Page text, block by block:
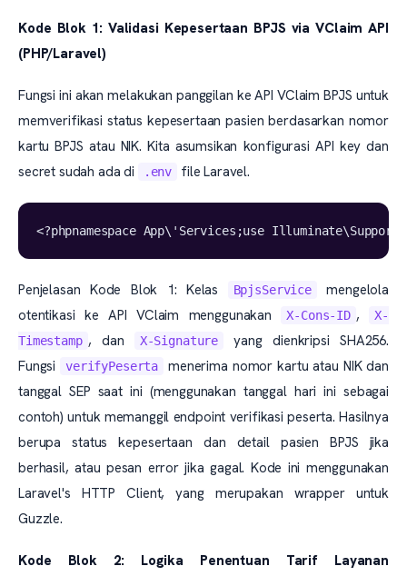
Kode Blok 1: Validasi Kepesertaan BPJS via VClaim API
(PHP/Laravel)
Fungsi ini akan melakukan panggilan ke API VClaim BPJS untuk
memverifikasi status kepesertaan pasien berdasarkan nomor
kartu BPJS atau NIK. Kita asumsikan konfigurasi API key dan
secret sudah ada di
.env file Laravel.
<?phpnamespace App\'Services;use
Penjelasan Kode Blok 1: Kelas BpjsService
mengelola
otentikasi ke API VClaim menggunakan
X-Cons-ID ,
X-
Timestamp , dan X-Signature
yang dienkripsi SHA256.
Fungsi
verifyPeserta
menerima nomor kartu atau NIK dan
tanggal SEP saat ini (menggunakan tanggal hari ini sebagai
contoh) untuk memanggil endpoint verifikasi peserta. Hasilnya
berupa status kepesertaan dan detail pasien BPJS jika
berhasil, atau pesan error jika gagal. Kode ini menggunakan
Laravel's HTTP Client, yang merupakan wrapper untuk
Guzzle.
Kode Blok 2: Logika Penentuan Tarif Layanan